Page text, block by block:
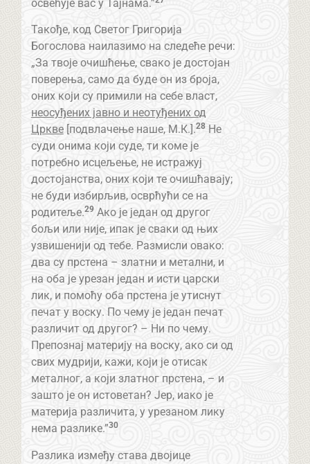
освећује вас у Тајнама.”
Такође, код Светог Григорија
Богослова наилазимо на следеће речи:
„За твоје очишћење, свако је достојан
поверења, само да буде он из броја,
оних који су примили на себе власт,
неосуђених јавно и неотуђених од
Цркве[подвлачење наше, М.К.].28Не
суди онима који суде, ти коме је
потребно исцељење, не истражуј
достојанства, оних који те очишћавају;
не буди избирљив, осврћући се на
родитеље.29Ако је један од другог
бољи или није, ипак је сваки од њих
узвишенији од тебе. Размисли овако:
два су прстена – златни и метални, и
на оба је урезан један и исти царски
лик, и помоћу оба прстена је утиснут
печат у воску. По чему је један печат
различит од другог? – Ни по чему.
Препознај материју на воску, ако си од
свих мудрији, кажи, који је отисак
металног, а који златног прстена, – и
зашто је он истоветан? Јер, иако је
материја различита, у урезаном лику
нема разлике.”30
Разлика између става двојице